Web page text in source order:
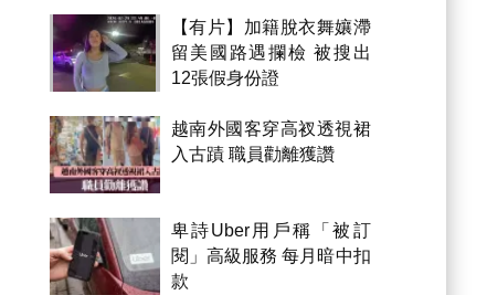
【有片】加籍脫衣舞孃滯
留美國路遇攔檢 被搜出
12張假身份證
越南外國客穿高衩透視裙
入古蹟 職員勸離獲讚
卑詩Uber用戶稱「被訂
閱」高級服務 每月暗中扣
款